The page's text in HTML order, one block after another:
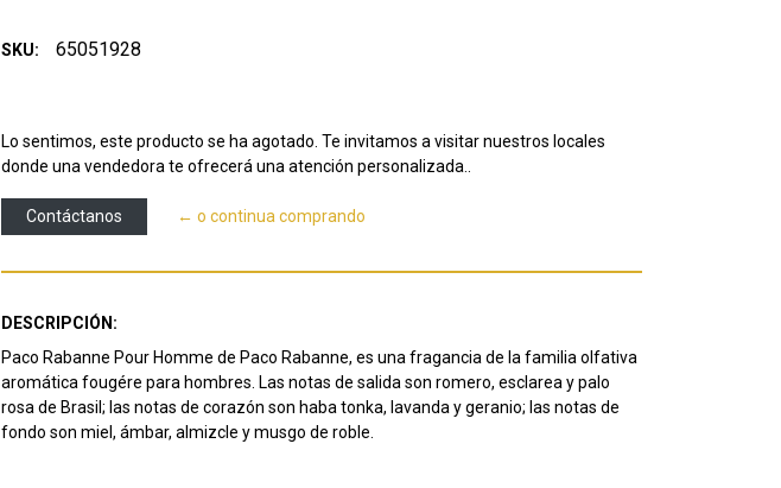
SKU: 65051928
Lo sentimos, este producto se ha agotado. Te invitamos a visitar nuestros locales
donde una vendedora te ofrecerá una atención personalizada..
Contáctanos ← o continua comprando
DESCRIPCIÓN:
Paco Rabanne Pour Homme de Paco Rabanne, es una fragancia de la familia olfativa
aromática fougére para hombres. Las notas de salida son romero, esclarea y palo
rosa de Brasil; las notas de corazón son haba tonka, lavanda y geranio; las notas de
fondo son miel, ámbar, almizcle y musgo de roble.